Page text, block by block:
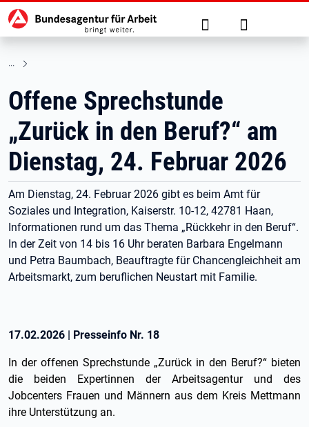
zu den Hauptinhalten springen
Hauptnavigation Suche Anmelden
Offene Sprechstunde
„Zurück in den Beruf?“ am
Dienstag, 24. Februar 2026
Am Dienstag, 24. Februar 2026 gibt es beim Amt für
Soziales und Integration, Kaiserstr. 10-12, 42781 Haan,
Informationen rund um das Thema „Rückkehr in den Beruf“.
In der Zeit von 14 bis 16 Uhr beraten Barbara Engelmann
und Petra Baumbach, Beauftragte für Chancengleichheit am
Arbeitsmarkt, zum beruflichen Neustart mit Familie.
17.02.2026 | Presseinfo Nr. 18
In der offenen Sprechstunde „Zurück in den Beruf?“ bieten
die beiden Expertinnen der Arbeitsagentur und des
Jobcenters Frauen und Männern aus dem Kreis Mettmann
ihre Unterstützung an.